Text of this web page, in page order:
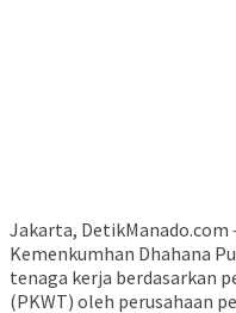
Jakarta, DetikManado.com
Kemenkumhan Dhahana
tenaga kerja berdasarkan
(PKWT) oleh perusahaan